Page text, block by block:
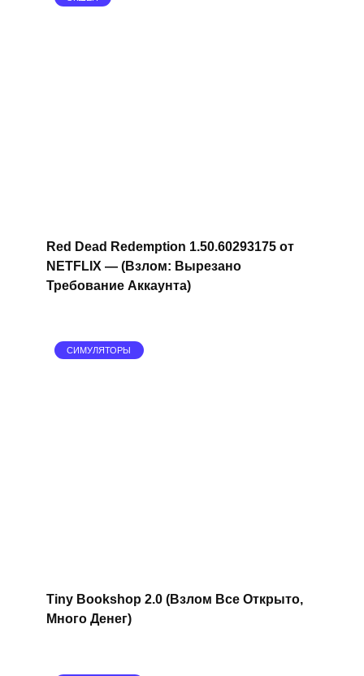
Red Dead Redemption 1.50.60293175 от
NETFLIX — (Взлом: Вырезано
Требование Аккаунта)
СИМУЛЯТОРЫ
Tiny Bookshop 2.0 (Взлом Все Открыто,
Много Денег)